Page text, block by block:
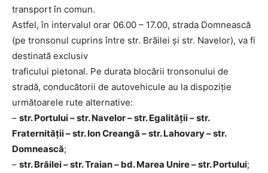
transport în comun.
Astfel, în intervalul orar 06.00 – 17.00, strada Domnească
(pe tronsonul cuprins între str. Brăilei și str. Navelor), va fi
destinată exclusiv
traficului pietonal. Pe durata blocării tronsonului de
stradă, conducătorii de autovehicule au la dispoziție
următoarele rute alternative:
– str. Portului – str. Navelor – str. Egalității – str.
Fraternității – str. Ion Creangă – str. Lahovary – str.
Domnească;
– str. Brăilei – str. Traian – bd. Marea Unire – str. Portului;